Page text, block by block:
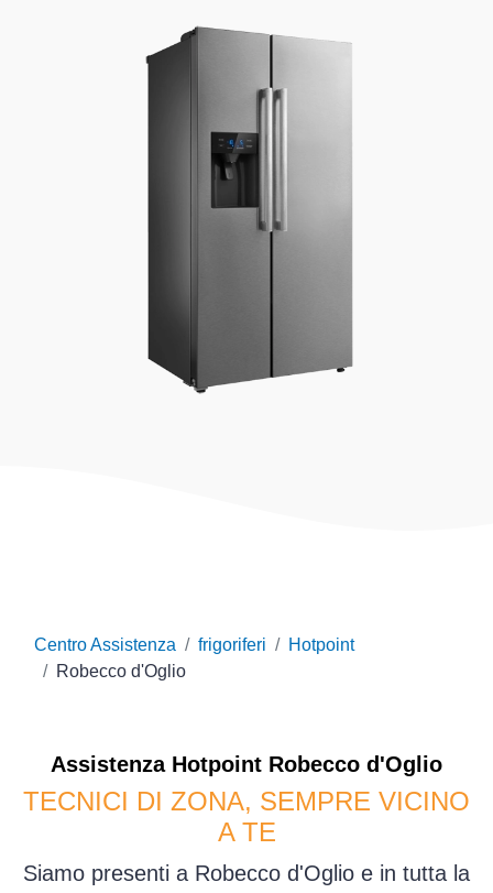
Centro Assistenza frigoriferi
Hotpoint
Robecco d'Oglio
Assistenza Hotpoint Robecco d'Oglio
TECNICI DI ZONA, SEMPRE VICINO
A TE
Siamo presenti a Robecco d'Oglio e in tutta la